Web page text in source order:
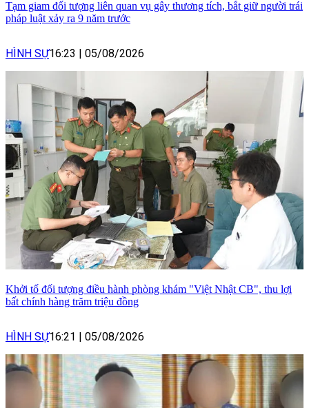
Tạm giam đối tượng liên quan vụ gây thương tích, bắt giữ người trái
pháp luật xảy ra 9 năm trước
HÌNH SỰ16:23 05/08/2026
Khởi tố đối tượng điều hành phòng khám "Việt Nhật CB", thu lợi
bất chính hàng trăm triệu đồng
HÌNH SỰ16:21 05/08/2026